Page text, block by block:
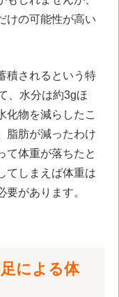
けの可能性が高い
積されるという特
、水分は約3gほ
化物を減らしたこ
脂肪が減ったわけ
て体重が落ちたと
てしまえば体重は
があります。
による体